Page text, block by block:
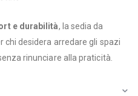
e durabilità, la sedia da
chi desidera arredare gli spazi
rinunciare alla praticità.